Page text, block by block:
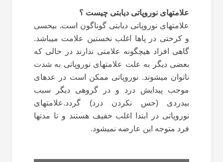
علامت‏های نوروپاتی دیابتی چیست ؟
علامت‏های نوروپاتی دیابتی گوناگون است. بی‏حسی
و کرختی در پاها اغلب نخستین علامت می‏باشد.
گاهی افراد هیچ‏گونه علامتی ندارند در حالی که
بعضی دیگر به علت علامت‏های نوروپاتی به شدت
ناتوان می‏شوند. نوروپاتی ممکن است در عده‏ای
موجب پیدایش درد و در گروهی دیگر سبب
بی‏دردی (حس نکردن درد) گردد.علامت‏های
نوروپاتی در ابتدا اغلب خفیف هستند و تا مدت‏ها
فرد متوجه این عارضه نمی‏شود.